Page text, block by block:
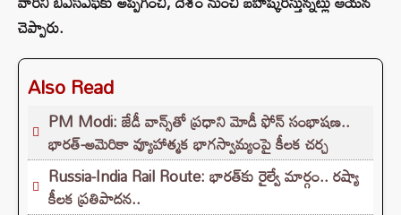
చెప్పారు.
Also Read
PM Modi: జేడీ వాన్స్‌తో ప్రధాని మోడీ ఫోన్ సంభాషణ..
భారత్-అమెరికా వ్యూహాత్మక భాగస్వామ్యంపై కీలక చర్చ
Russia-India Rail Route: భారత్‌కు రైల్వే మార్గం.. రష్యా
కీలక ప్రతిపాదన..